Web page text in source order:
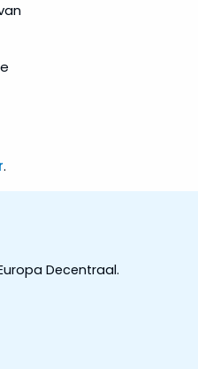
.
Decentraal.